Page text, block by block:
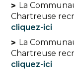
La
Chartreuse
cliquez-ici
La
Chartreuse
cliquez-ici